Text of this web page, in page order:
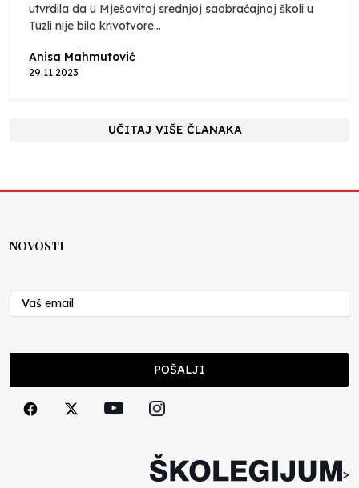
utvrdila da u Mješovitoj srednjoj saobraćajnoj školi u
Tuzli nije bilo krivotvore...
Anisa Mahmutović
29.11.2023
UČITAJ VIŠE ČLANAKA
NOVOSTI
POŠALJI
>